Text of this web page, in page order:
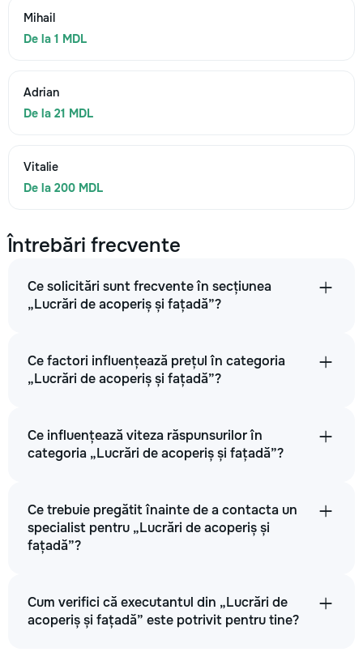
Mihail
De la 1 MDL
Adrian
De la 21 MDL
Vitalie
De la 200 MDL
Întrebări frecvente
Ce solicitări sunt frecvente în secțiunea
„Lucrări de acoperiș și fațadă”?
Ce factori influențează prețul în categoria
„Lucrări de acoperiș și fațadă”?
Ce influențează viteza răspunsurilor în
categoria „Lucrări de acoperiș și fațadă”?
Ce trebuie pregătit înainte de a contacta un
specialist pentru „Lucrări de acoperiș și
fațadă”?
Cum verifici că executantul din „Lucrări de
acoperiș și fațadă” este potrivit pentru tine?